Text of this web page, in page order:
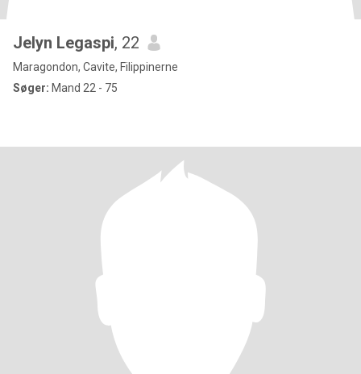
Jelyn Legaspi, 22
Maragondon, Cavite, Filippinerne
Søger: Mand 22 - 75